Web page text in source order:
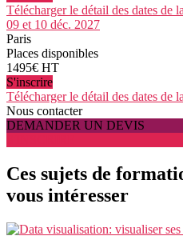
Télécharger le détail des dates de
09 et 10 déc. 2027
Paris
Places disponibles
1495€ HT
S'inscrire
Télécharger le détail des dates de
Nous contacter
DEMANDER UN DEVIS
Ces sujets de
vous intéresser